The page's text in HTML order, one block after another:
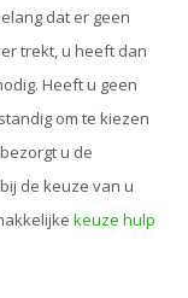
dat er geen
trekt, u heeft dan
Heeft u geen
om te kiezen
u de
de keuze van u
keuze hulp